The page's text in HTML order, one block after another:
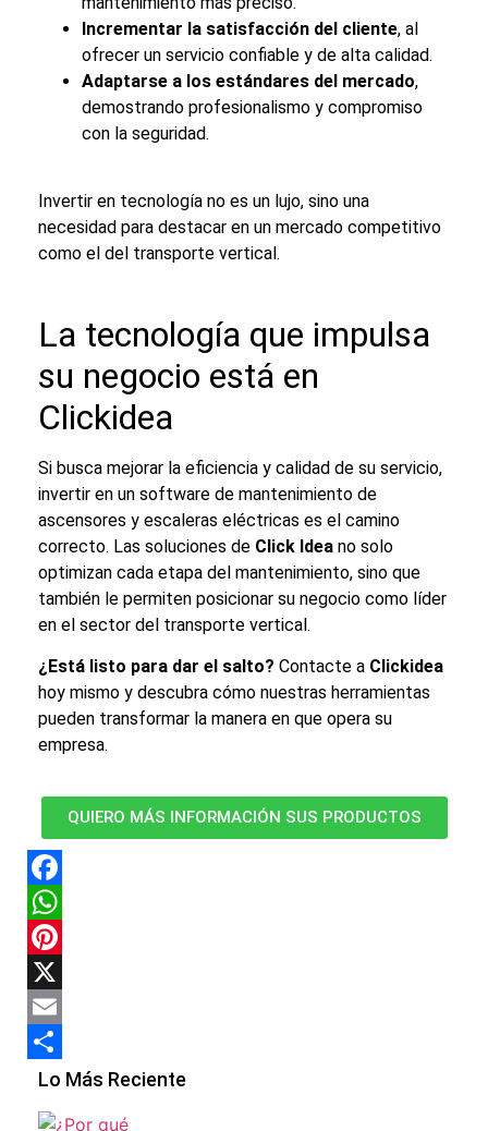
Incrementar la satisfacción del cliente, al
ofrecer un servicio confiable y de alta calidad.
Adaptarse a los estándares del mercado,
demostrando profesionalismo y compromiso
con la seguridad.
Invertir en tecnología no es un lujo, sino una
necesidad para destacar en un mercado competitivo
como el del transporte vertical .
La tecnología que impulsa
su negocio está en
Clickidea
Si busca mejorar la eficiencia y calidad de su servicio,
invertir en un software de mantenimiento de
ascensores y escaleras eléctricas es el camino
correcto. Las soluciones de Click Idea no solo
optimizan cada etapa del mantenimiento, sino que
también le permiten posicionar su negocio como líder
en el sector del transporte vertical.
¿Está listo para dar el salto? Contacte a Clickidea
hoy mismo y descubra cómo nuestras herramientas
pueden transformar la manera en que opera su
empresa.
QUIERO MÁS INFORMACIÓN SUS PRODUCTOS
Facebook
WhatsApp
Pinterest
X
Email
Compartir
Lo Más Reciente